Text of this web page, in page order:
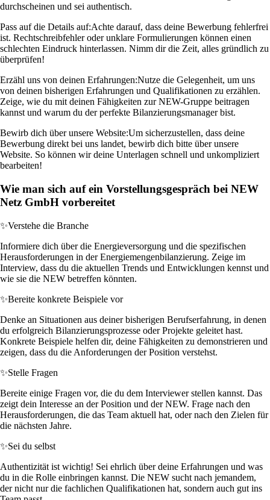
durchscheinen und sei authentisch.
Pass auf die Details auf:Achte darauf, dass deine Bewerbung fehlerfrei
ist. Rechtschreibfehler oder unklare Formulierungen können einen
schlechten Eindruck hinterlassen. Nimm dir die Zeit, alles gründlich zu
überprüfen!
Erzähl uns von deinen Erfahrungen:Nutze die Gelegenheit, um uns
von deinen bisherigen Erfahrungen und Qualifikationen zu erzählen.
Zeige, wie du mit deinen Fähigkeiten zur NEW-Gruppe beitragen
kannst und warum du der perfekte Bilanzierungsmanager bist.
Bewirb dich über unsere Website:Um sicherzustellen, dass deine
Bewerbung direkt bei uns landet, bewirb dich bitte über unsere
Website. So können wir deine Unterlagen schnell und unkompliziert
bearbeiten!
Wie man sich auf ein Vorstellungsgespräch bei NEW
Netz GmbH vorbereitet
✨Verstehe die Branche
Informiere dich über die Energieversorgung und die spezifischen
Herausforderungen in der Energiemengenbilanzierung. Zeige im
Interview, dass du die aktuellen Trends und Entwicklungen kennst und
wie sie die NEW betreffen könnten.
✨Bereite konkrete Beispiele vor
Denke an Situationen aus deiner bisherigen Berufserfahrung, in denen
du erfolgreich Bilanzierungsprozesse oder Projekte geleitet hast.
Konkrete Beispiele helfen dir, deine Fähigkeiten zu demonstrieren und
zeigen, dass du die Anforderungen der Position verstehst.
✨Stelle Fragen
Bereite einige Fragen vor, die du dem Interviewer stellen kannst. Das
zeigt dein Interesse an der Position und der NEW. Frage nach den
Herausforderungen, die das Team aktuell hat, oder nach den Zielen für
die nächsten Jahre.
✨Sei du selbst
Authentizität ist wichtig! Sei ehrlich über deine Erfahrungen und was
du in die Rolle einbringen kannst. Die NEW sucht nach jemandem,
der nicht nur die fachlichen Qualifikationen hat, sondern auch gut ins